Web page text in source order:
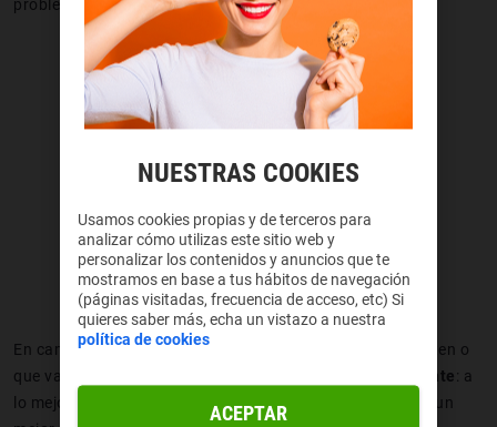
problemas.
En cambio, para hacer impresiones de objetos que te gusten o
que vayas a regalar,
no necesitas una máquina tan potente: a
lo mejor deberías centrarte en que tenga varios colores o un
NUESTRAS COOKIES
Usamos cookies propias y de terceros para
analizar cómo utilizas este sitio web y
personalizar los contenidos y anuncios que te
mostramos en base a tus hábitos de navegación
(páginas visitadas, frecuencia de acceso, etc) Si
quieres saber más, echa un vistazo a nuestra
política de cookies
ACEPTAR